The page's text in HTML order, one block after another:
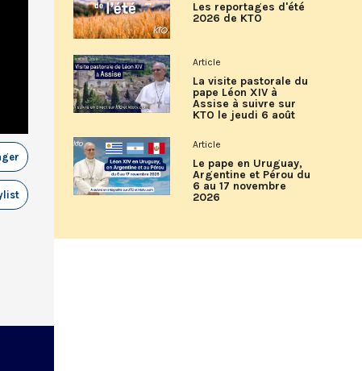
Les reportages d'été
2026 de KTO
Article
La visite pastorale du
pape Léon XIV à
Assise à suivre sur
KTO le jeudi 6 août
Article
Le pape en Uruguay,
Argentine et Pérou du
6 au 17 novembre
2026